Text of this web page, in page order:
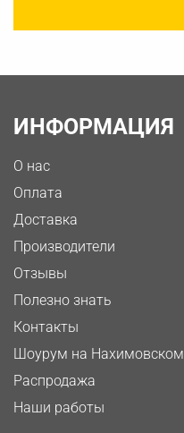
ИНФОРМАЦИЯ
О нас
Оплата
Доставка
Производители
Отзывы
Полезно знать
Контакты
Шоурум на Нахимовском
Распродажа
Наши работы